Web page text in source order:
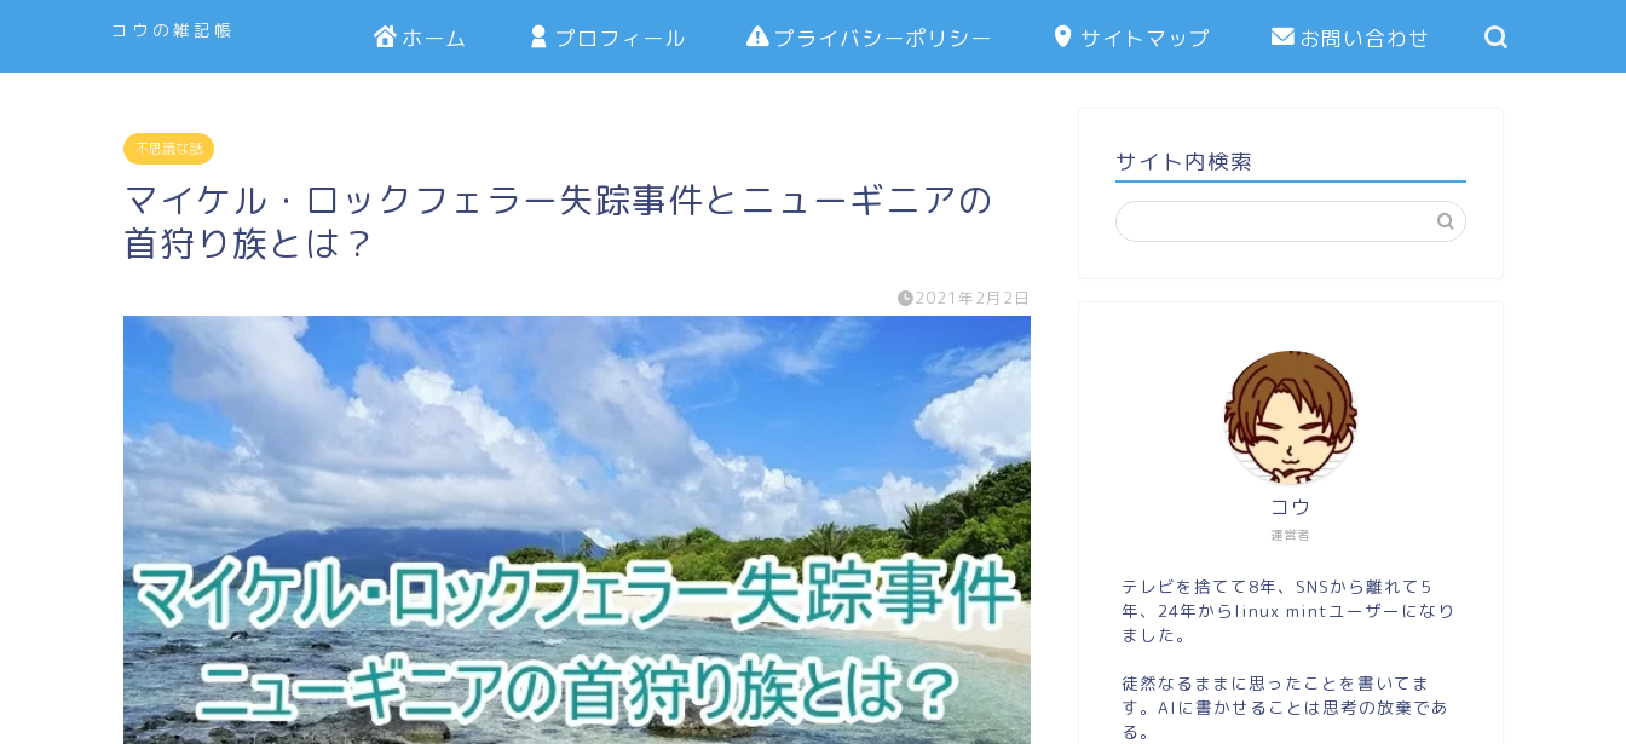
コウの雑記帳 ホーム プロフィール プライバシーポリシー サイトマップ お問い合わせ
不思議な話
マイケル・ロックフェラー失踪事件とニューギニアの
首狩り族とは？
2021年2月2日
サイト内検索
運営者
コウ
テレビを捨てて8年、SNSから離れて5
年、24年からlinux mintユーザーになり
ました。
徒然なるままに思ったことを書いてま
す。AIに書かせることは思考の放棄であ
る。